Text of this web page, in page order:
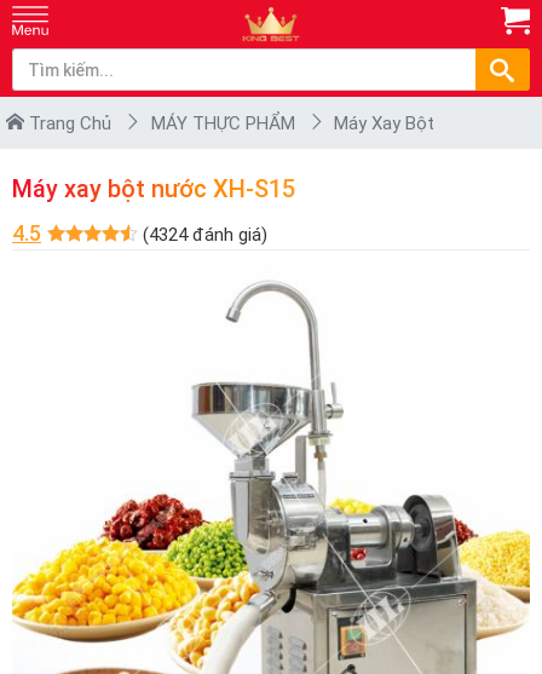
Trang Chủ MÁY THỰC PHẨM Máy Xay Bột
Máy xay bột nước XH-S15
4.5 (4324 đánh giá)